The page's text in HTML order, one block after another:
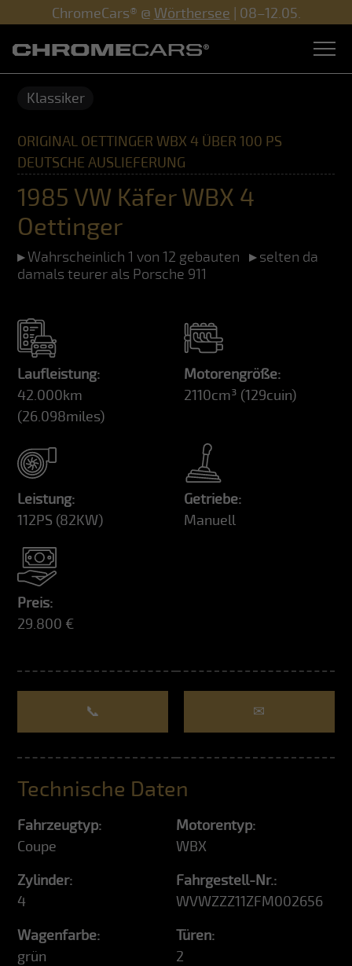
ChromeCars® @ Wörthersee | 08–12.05.
Klassiker
ORIGINAL OETTINGER WBX 4 ÜBER 100 PS
DEUTSCHE AUSLIEFERUNG
1985 VW Käfer WBX 4
Oettinger
Wahrscheinlich 1 von 12 gebauten
selten da
damals teurer als Porsche 911
Laufleistung:
42.000km
(26.098miles)
Motorengröße:
2110cm³ (129cuin)
Leistung:
112PS (82KW)
Getriebe:
Manuell
Preis:
29.800 €
📞 ✉
Technische Daten
Fahrzeugtyp:
Coupe
Motorentyp:
WBX
Zylinder:
4
Fahrgestell-Nr.:
WVWZZZ11ZFM002656
Wagenfarbe:
grün
Türen:
2